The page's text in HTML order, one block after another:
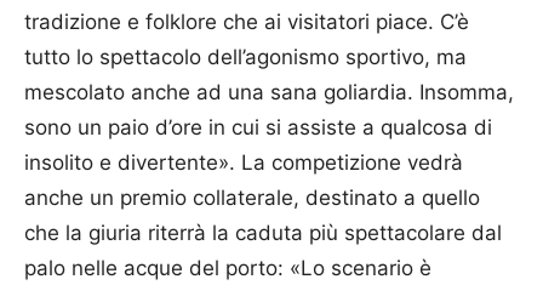
tradizione e folklore che ai visitatori piace. C’è
tutto lo spettacolo dell’agonismo sportivo, ma
mescolato anche ad una sana goliardia. Insomma,
sono un paio d’ore in cui si assiste a qualcosa di
insolito e divertente». La competizione vedrà
anche un premio collaterale, destinato a quello
che la giuria riterrà la caduta più spettacolare dal
palo nelle acque del porto: «Lo scenario è